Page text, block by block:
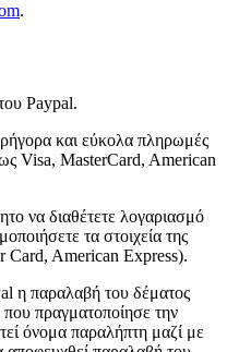
.
Paypal.
και εύκολα πληρωμές
Visa, MasterCard, American
να διαθέτετε λογαριασμό
τα στοιχεία της
Card, American Express).
η παραλαβή του δέματος
που πραγματοποίησε την
όνομα παραλήπτη μαζί με